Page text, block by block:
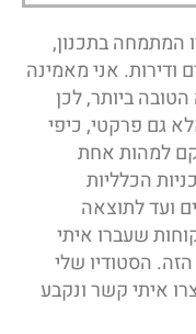
המתמחה בתכנון,
ודירות. אני מאמינה
ביותר, לכן
גם פרקטי, כיפי
למהות אחת
הכלליות
ועד לתוצאה
שעברו איתי
הסטודיו שלי
איתי קשר ונקבע